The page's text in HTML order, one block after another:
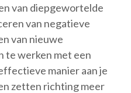
van diepgewortelde
van negatieve
van nieuwe
te werken met een
manier aan je
zetten richting meer